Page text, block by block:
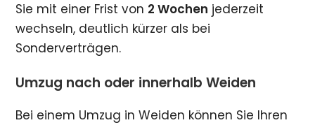
Sie mit einer Frist von 2 Wochen jederzeit
wechseln, deutlich kürzer als bei
Sonderverträgen.
Umzug nach oder innerhalb Weiden
Bei einem Umzug in Weiden können Sie Ihren